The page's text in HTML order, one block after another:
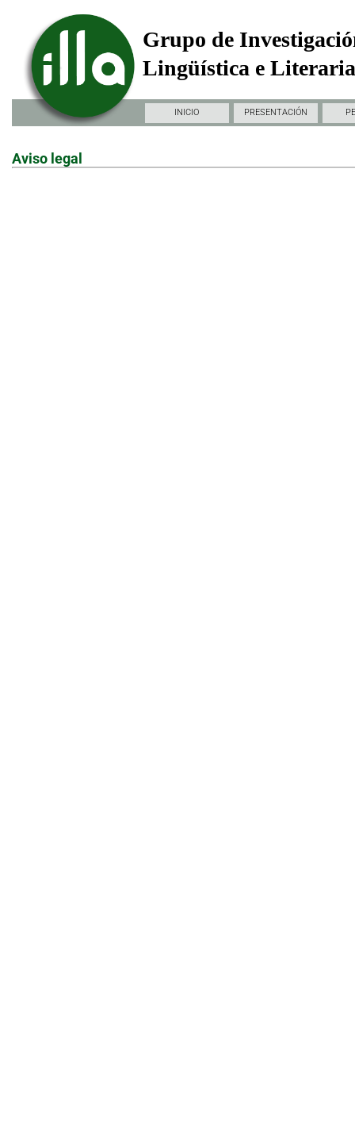
Grupo de
Lingüística e
INICIO PRESENTACIÓN
Aviso legal